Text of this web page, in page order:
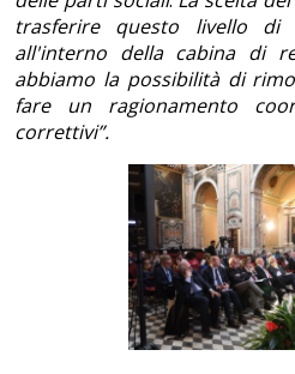
trasferire questo livello di
all'interno della cabina di
abbiamo la possibilità di
fare un ragionamento
correttivi”.